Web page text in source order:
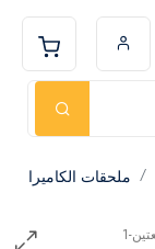
ملحقات الكاميرا